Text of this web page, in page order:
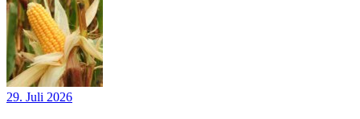
29. Juli 2026